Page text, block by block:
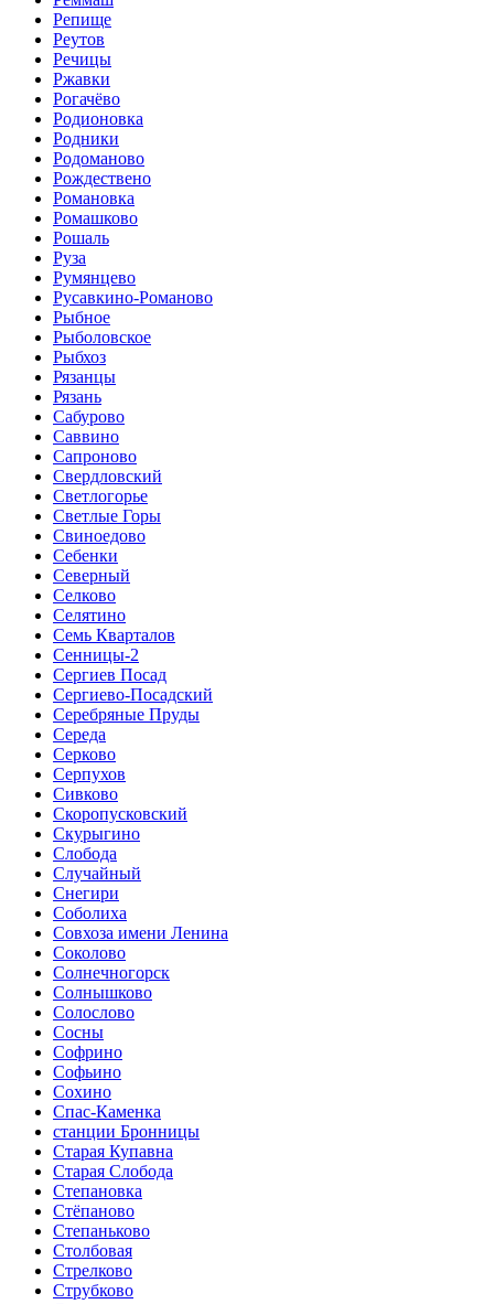
Репище
Реутов
Речицы
Ржавки
Рогачёво
Родионовка
Родники
Родоманово
Рождествено
Романовка
Ромашково
Рошаль
Руза
Румянцево
Русавкино-Романово
Рыбное
Рыболовское
Рыбхоз
Рязанцы
Рязань
Сабурово
Саввино
Сапроново
Свердловский
Светлогорье
Светлые Горы
Свиноедово
Себенки
Северный
Селково
Селятино
Семь Кварталов
Сенницы-2
Сергиев Посад
Сергиево-Посадский
Серебряные Пруды
Середа
Серково
Серпухов
Сивково
Скоропусковский
Скурыгино
Слобода
Случайный
Снегири
Соболиха
Совхоза имени Ленина
Соколово
Солнечногорск
Солнышково
Солослово
Сосны
Софрино
Софьино
Сохино
Спас-Каменка
станции Бронницы
Старая Купавна
Старая Слобода
Степановка
Стёпаново
Степаньково
Столбовая
Стрелково
Струбково